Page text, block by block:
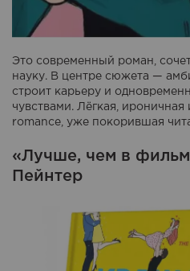
Это современный роман,
науку. В центре сюжета —
строит карьеру и
чувствами. Лёгкая, ироничная
romance, уже покорившая
«Лучше, чем в
Пейнтер